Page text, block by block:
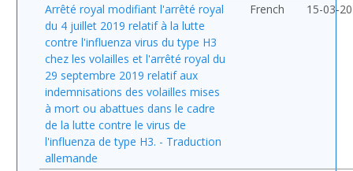
Arrêté royal modifiant l'arrêté royal
du 4 juillet 2019 relatif à la lutte
contre l'influenza virus du type H3
chez les volailles et l'arrêté royal du
29 septembre 2019 relatif aux
indemnisations des volailles mises
à mort ou abattues dans le cadre
de la lutte contre le virus de
l'influenza de type H3. - Traduction
allemande
French 15-03-